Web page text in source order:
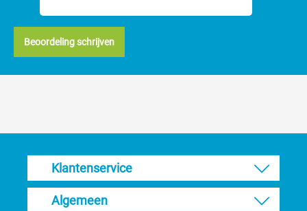
Beoordeling schrijven
Klantenservice
Algemeen